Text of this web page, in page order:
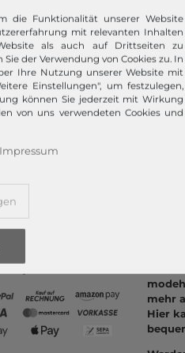
per
Apple Pay,
mehr
Hier
die Funktionalität unserer Website
mit relevanten Inhalten
als auch auf Drittseiten zu
der Verwendung von Cookies zu. In
Ihre Nutzung unserer Website mit
Einstellungen", um festzulegen,
können Sie jederzeit mit Wirkung
von uns verwendeten Cookies und
Impressum